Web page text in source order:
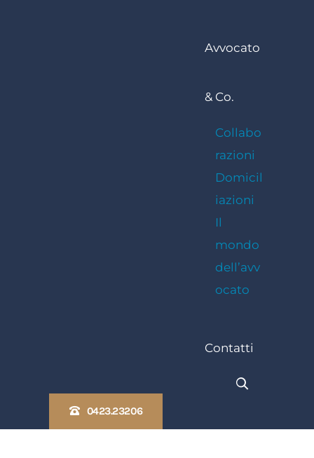
Avvocato
& Co.
Collabo
razioni
Domicil
iazioni
Il
mondo
dell’avv
ocato
Contatti
0423.23206